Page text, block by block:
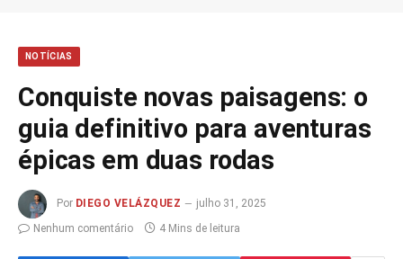
NOTÍCIAS
Conquiste novas paisagens: o
guia definitivo para aventuras
épicas em duas rodas
Por DIEGO VELÁZQUEZ
julho 31, 2025
Nenhum comentário
4 Mins de leitura